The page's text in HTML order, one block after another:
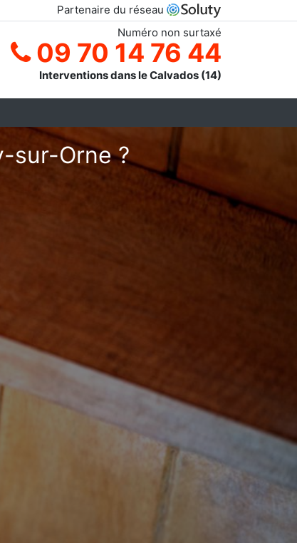
Partenaire du réseau
Numéro non surtaxé
09 70 14 76 44
Interventions dans le Calvados (14)
sur-Orne ?